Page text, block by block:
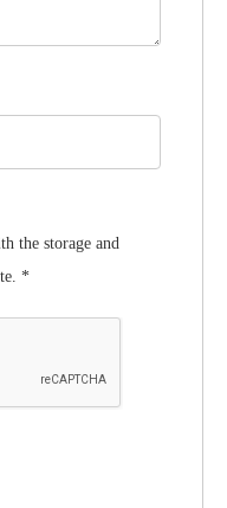
the storage and
*